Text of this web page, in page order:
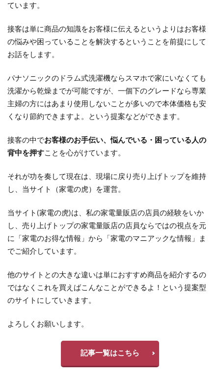
ています。
接客は単に商品の知識をお客様に伝えるというよりはお客様
の悩みや困っていることを解決するということを前提にして
お話をします。
パナソニックのドラム式洗濯機ならスマホで家にいなくても
洗濯から乾燥までが可能ですが、一個下のグレードなら専業
主婦の方にはあまり使用しないことが多いので本体価格も安
くなり節約できますよ。という提案などができます。
接客の中でお客様のお手伝い、悩んでいる・困っている人の
背中を押すことを心がけています。
それが功を奏して現在は、現場に戻り売り上げトップを維持
し、当サイト（家電の虎）を運営。
当サイト(家電の虎)は、私の家電量販店の店員の経験をいか
し、売り上げトップの家電量販店の店員ならではの視点を元
に「家電のお得な情報」から「家電のマニアックな情報」ま
でご紹介しています。
他のサイトとの大きな違いは単におすすめ商品を紹介するの
ではなくこれを買えばこんなことができるよ！という提案型
のサイトにしていきます。
よろしくお願いします。
記事一覧はこちら